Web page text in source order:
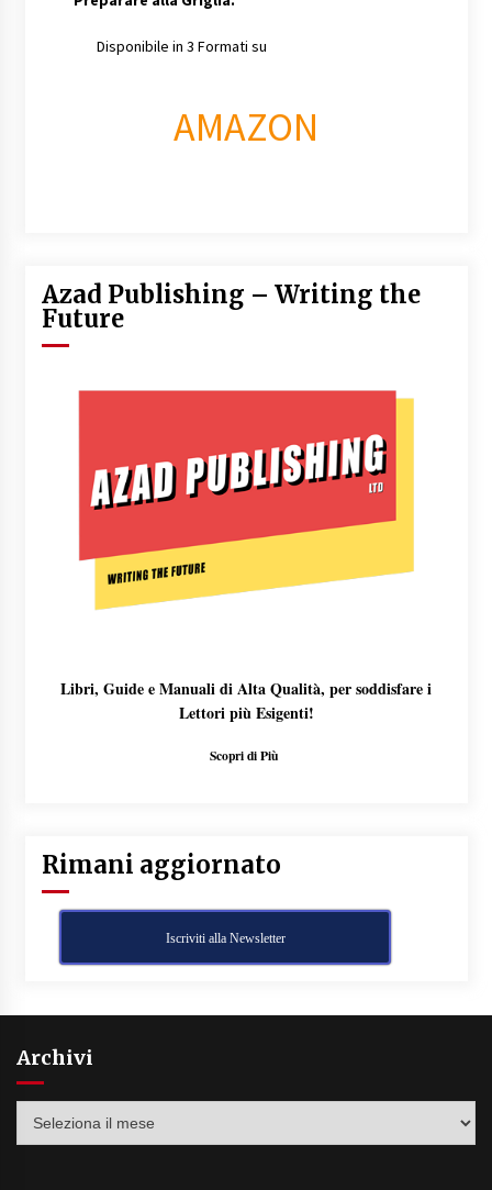
Disponibile in 3 Formati su
AMAZON
Azad Publishing – Writing the
Future
Libri, Guide e Manuali di Alta Qualità, per soddisfare i
Lettori più Esigenti!
Scopri di Più
Rimani aggiornato
Iscriviti alla Newsletter
Archivi